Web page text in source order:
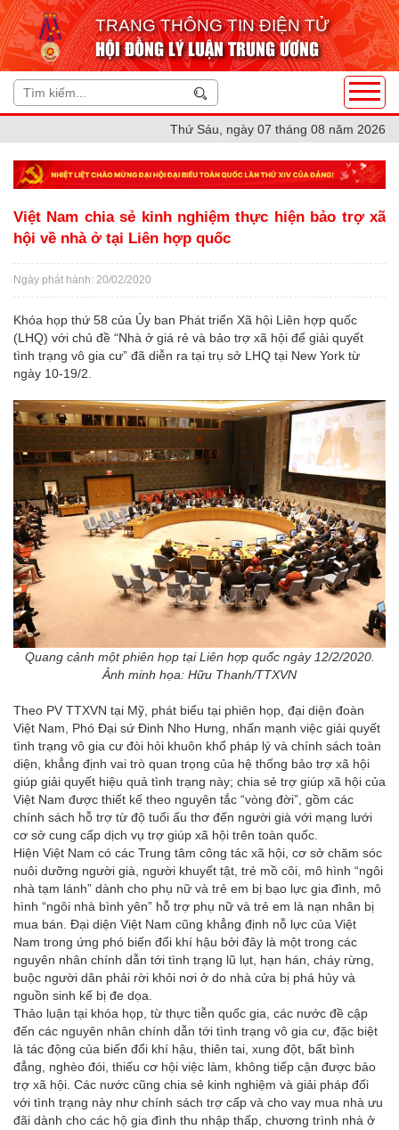
TRANG THÔNG TIN ĐIỆN TỬ
HỘI ĐỒNG LÝ LUẬN TRUNG ƯƠNG
Thứ Sáu, ngày 07 tháng 08 năm 2026
Việt Nam chia sẻ kinh nghiệm thực hiện bảo trợ xã
hội về nhà ở tại Liên hợp quốc
Ngày phát hành: 20/02/2020
Khóa họp thứ 58 của Ủy ban Phát triển Xã hội Liên hợp quốc
(LHQ) với chủ đề “Nhà ở giá rẻ và bảo trợ xã hội để giải quyết
tình trạng vô gia cư” đã diễn ra tại trụ sở LHQ tại New York từ
ngày 10-19/2.
Quang cảnh một phiên họp tại Liên hợp quốc ngày 12/2/2020.
Ảnh minh họa: Hữu Thanh/TTXVN
Theo PV TTXVN tại Mỹ, phát biểu tại phiên họp, đại diện đoàn
Việt Nam, Phó Đại sứ Đinh Nho Hưng, nhấn mạnh việc giải quyết
tình trạng vô gia cư đòi hỏi khuôn khổ pháp lý và chính sách toàn
diện, khẳng định vai trò quan trọng của hệ thống bảo trợ xã hội
giúp giải quyết hiệu quả tình trạng này; chia sẻ trợ giúp xã hội của
Việt Nam được thiết kế theo nguyên tắc “vòng đời”, gồm các
chính sách hỗ trợ từ độ tuổi ấu thơ đến người già với mạng lưới
cơ sở cung cấp dịch vụ trợ giúp xã hội trên toàn quốc.
Hiện Việt Nam có các Trung tâm công tác xã hội, cơ sở chăm sóc
nuôi dưỡng người già, người khuyết tật, trẻ mồ côi, mô hình “ngôi
nhà tạm lánh” dành cho phụ nữ và trẻ em bị bạo lực gia đình, mô
hình “ngôi nhà bình yên” hỗ trợ phụ nữ và trẻ em là nạn nhân bị
mua bán. Đại diện Việt Nam cũng khẳng định nỗ lực của Việt
Nam trong ứng phó biến đổi khí hậu bởi đây là một trong các
nguyên nhân chính dẫn tới tình trạng lũ lụt, hạn hán, cháy rừng,
buộc người dân phải rời khỏi nơi ở do nhà cửa bị phá hủy và
nguồn sinh kế bị đe dọa.
Thảo luận tại khóa họp, từ thực tiễn quốc gia, các nước đề cập
đến các nguyên nhân chính dẫn tới tình trạng vô gia cư, đặc biệt
là tác động của biến đổi khí hậu, thiên tai, xung đột, bất bình
đẳng, nghèo đói, thiếu cơ hội việc làm, không tiếp cận được bảo
trợ xã hội. Các nước cũng chia sẻ kinh nghiệm và giải pháp đối
với tình trạng này như chính sách trợ cấp và cho vay mua nhà ưu
đãi dành cho các hộ gia đình thu nhập thấp, chương trình nhà ở